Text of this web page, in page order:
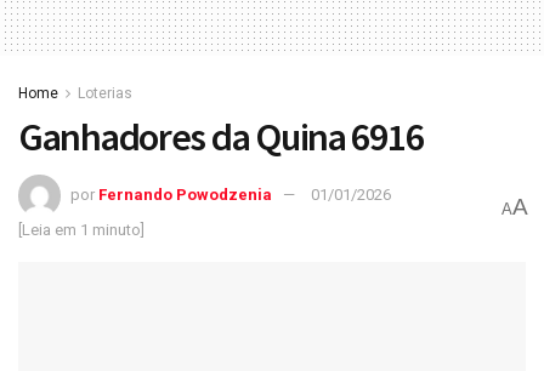
Home Loterias
Ganhadores da Quina 6916
por Fernando Powodzenia
01/01/2026
[Leia em 1 minuto]
AA